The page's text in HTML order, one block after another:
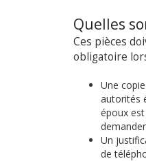
Quelles
Ces pièces
obligatoire
Une
autorités
époux
Un
de